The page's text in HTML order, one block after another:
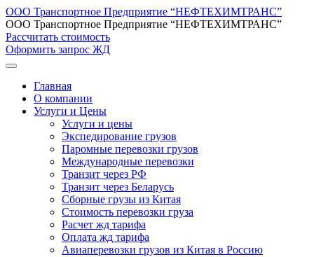
ООО Транспортное Предприятие “НЕФТЕХИМТРАНС”
ООО Транспортное Предприятие “НЕФТЕХИМТРАНС”
Рассчитать стоимость
Оформить запрос ЖД
Главная
О компании
Услуги и Цены
Услуги и цены
Экспедирование грузов
Паромные перевозки грузов
Международные перевозки
Транзит через РФ
Транзит через Беларусь
Сборные грузы из Китая
Стоимость перевозки груза
Расчет жд тарифа
Оплата жд тарифа
Авиаперевозки грузов из Китая в Россию